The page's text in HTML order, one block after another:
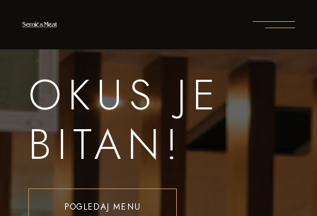
OKUS JE
BITAN!
POGLEDAJ MENU